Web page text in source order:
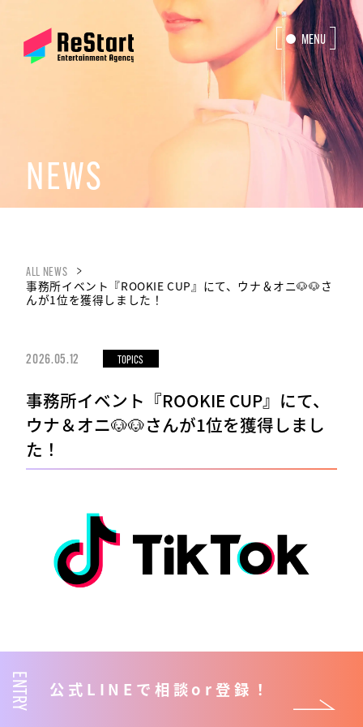
MENU
CLOSE
NEWS
ALL NEWS
事務所イベント『ROOKIE CUP』にて、️ウナ＆オニ🐶🐶さ
んが1位を獲得しました！
2026.05.12 TOPICS
事務所イベント『ROOKIE CUP』にて、️
ウナ＆オニ🐶🐶さんが1位を獲得しまし
た！
ReStart入賞ライバー紹介
ENTRY 公式LINEで相談or登録！